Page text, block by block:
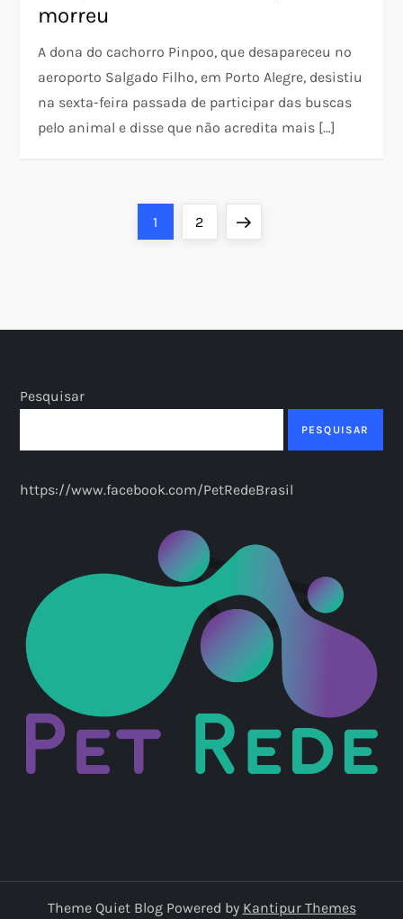
morreu
A dona do cachorro Pinpoo, que desapareceu no
aeroporto Salgado Filho, em Porto Alegre, desistiu
na sexta-feira passada de participar das buscas
pelo animal e disse que não acredita mais […]
n
ç
d
e
p
o
s
Page
1 Page
2 Next
Pesquisar
PESQUISAR
https://www.facebook.com/PetRedeBrasil
Theme Quiet Blog Powered by Kantipur Themes